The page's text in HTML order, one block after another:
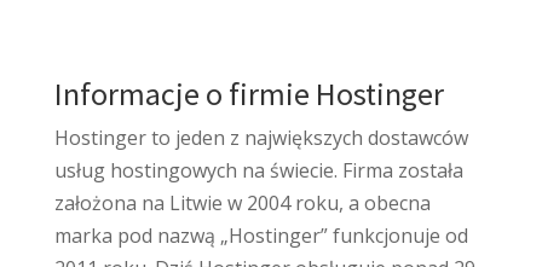
Informacje o firmie Hostinger
Hostinger to jeden z największych dostawców
usług hostingowych na świecie. Firma została
założona na Litwie w 2004 roku, a obecna
marka pod nazwą „Hostinger” funkcjonuje od